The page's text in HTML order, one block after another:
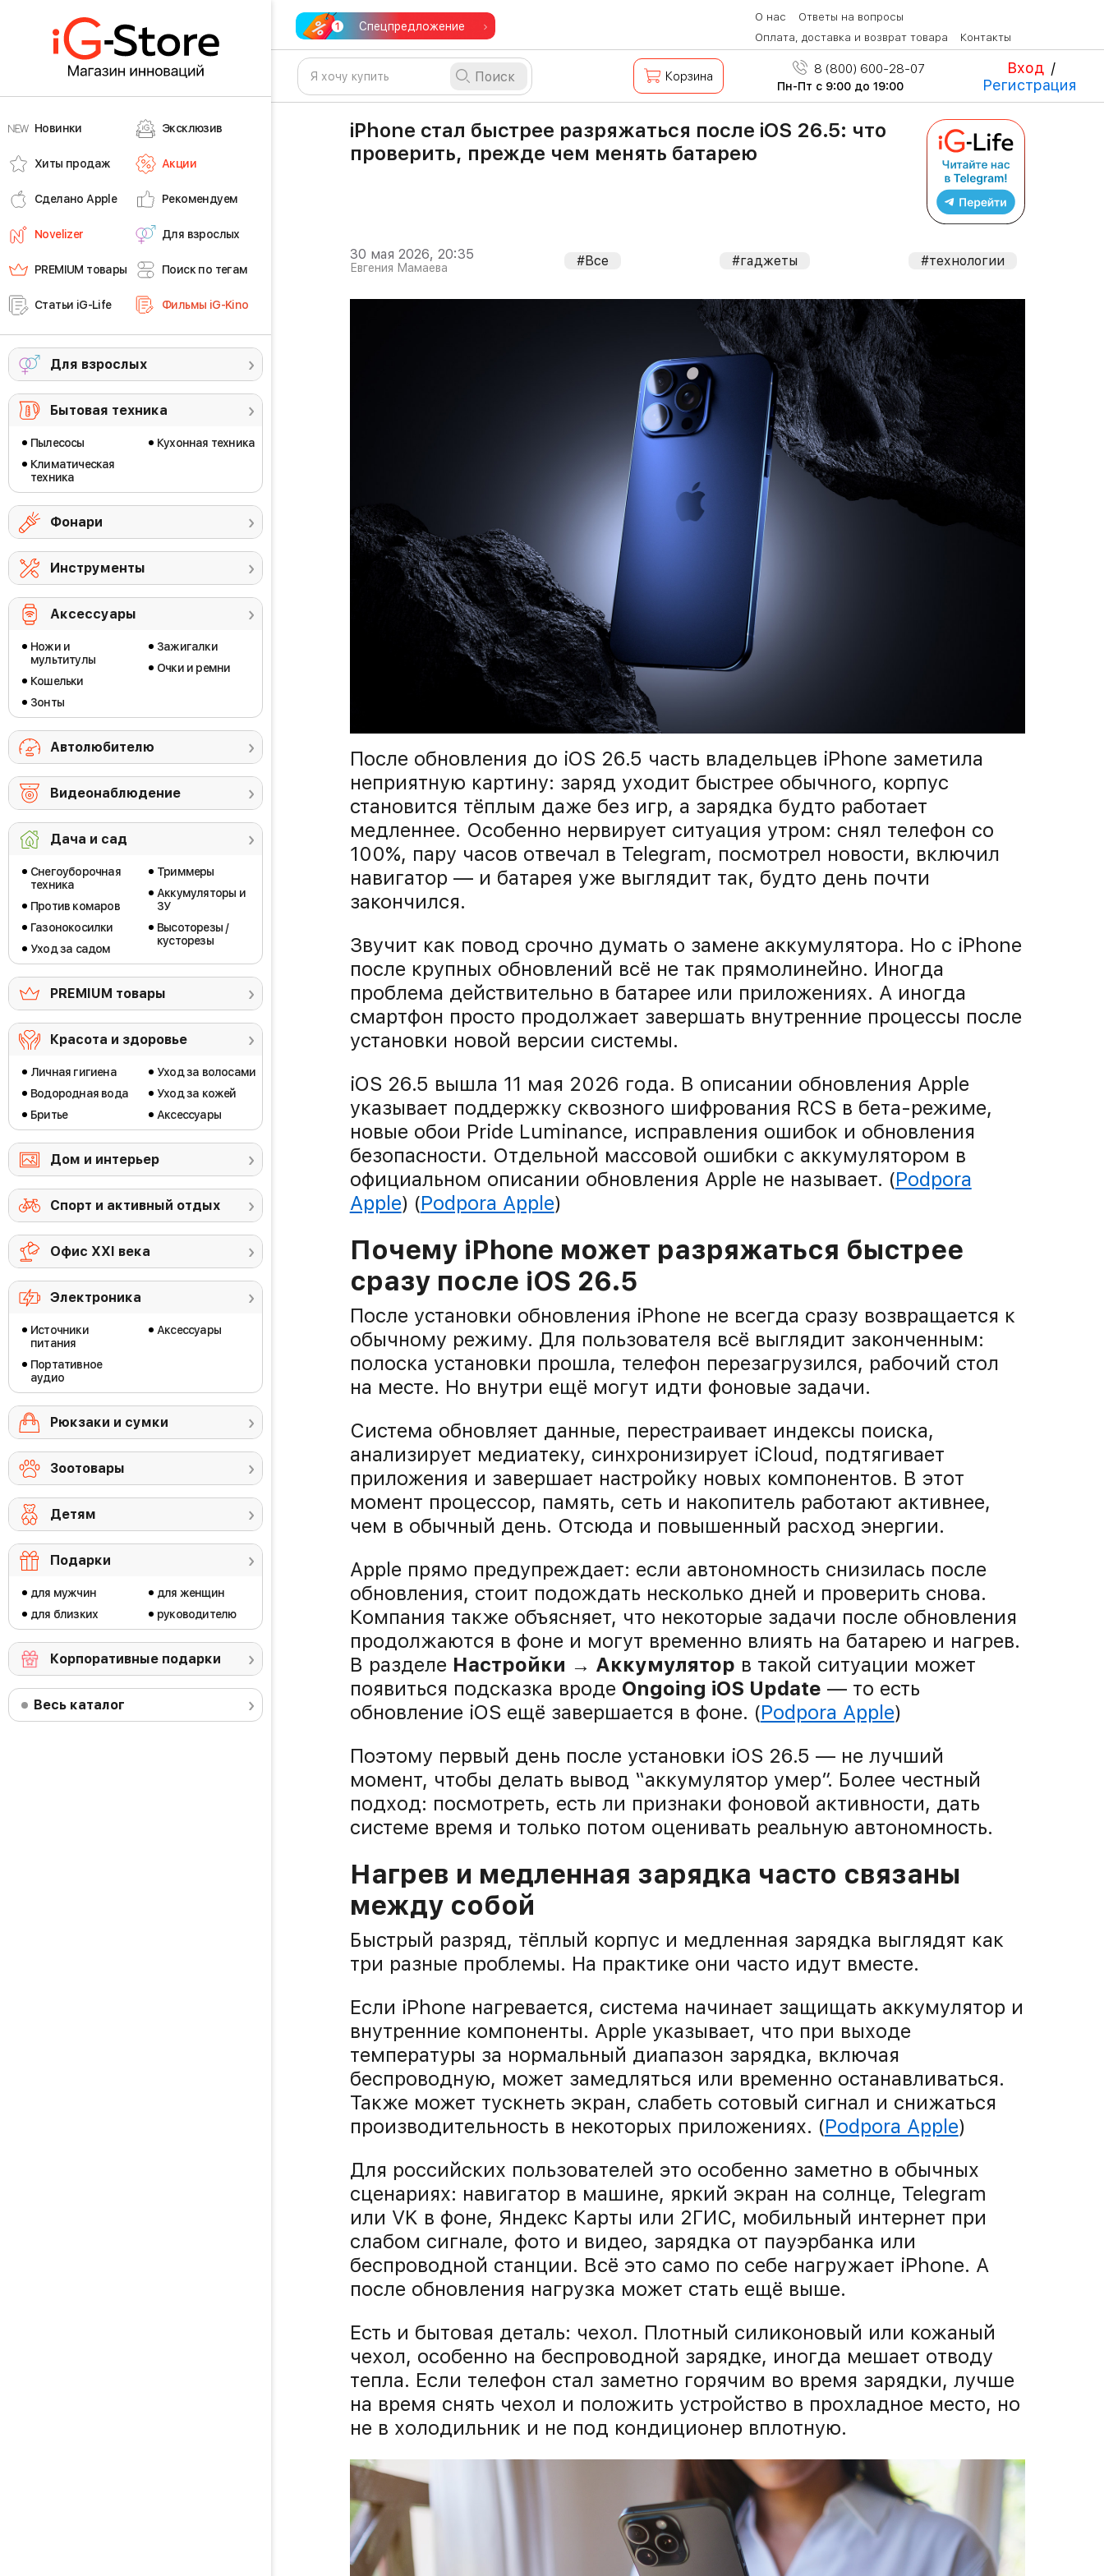
Новинки Эксклюзив
Хиты продаж Акции
Сделано Apple Рекомендуем
Novelizer Для взрослых
PREMIUM товары Поиск по тегам
Статьи iG-Life Фильмы iG-Kino
Для взрослых
Бытовая техника
Пылесосы
Климатическая
техника
Кухонная техника
Фонари
Инструменты
Аксессуары
Ножи и
мультитулы
Кошельки
Зонты
Зажигалки
Очки и ремни
Автолюбителю
Видеонаблюдение
Дача и сад
Снегоуборочная
техника
Против комаров
Газонокосилки
Уход за садом
Триммеры
Аккумуляторы и
ЗУ
Высоторезы /
кусторезы
PREMIUM товары
Красота и здоровье
Личная гигиена
Водородная вода
Бритье
Уход за волосами
Уход за кожей
Аксессуары
Дом и интерьер
Спорт и активный отдых
Офис ХХI века
Электроника
Источники
питания
Портативное
аудио
Аксессуары
Рюкзаки и сумки
Зоотовары
Детям
Подарки
для мужчин
для близких
для женщин
руководителю
Корпоративные подарки
Весь каталог
Спецпредложение
О нас
Ответы на вопросы
Оплата, доставка и возврат товара
Контакты
Поиск Корзина 8 (800) 600-28-07
Пн-Пт с 9:00 до 19:00
Вход /
Регистрация
iPhone стал быстрее разряжаться после iOS 26.5: что
проверить, прежде чем менять батарею
30 мая 2026, 20:35
Евгения Мамаева #Все #гаджеты #технологии
После обновления до iOS 26.5 часть владельцев iPhone заметила
неприятную картину: заряд уходит быстрее обычного, корпус
становится тёплым даже без игр, а зарядка будто работает
медленнее. Особенно нервирует ситуация утром: снял телефон со
100%, пару часов отвечал в Telegram, посмотрел новости, включил
навигатор — и батарея уже выглядит так, будто день почти
закончился.
Звучит как повод срочно думать о замене аккумулятора. Но с iPhone
после крупных обновлений всё не так прямолинейно. Иногда
проблема действительно в батарее или приложениях. А иногда
смартфон просто продолжает завершать внутренние процессы после
установки новой версии системы.
iOS 26.5 вышла 11 мая 2026 года. В описании обновления Apple
указывает поддержку сквозного шифрования RCS в бета-режиме,
новые обои Pride Luminance, исправления ошибок и обновления
безопасности. Отдельной массовой ошибки с аккумулятором в
официальном описании обновления Apple не называет. (Podpora
Apple) (Podpora Apple)
Почему iPhone может разряжаться быстрее
сразу после iOS 26.5
После установки обновления iPhone не всегда сразу возвращается к
обычному режиму. Для пользователя всё выглядит законченным:
полоска установки прошла, телефон перезагрузился, рабочий стол
на месте. Но внутри ещё могут идти фоновые задачи.
Система обновляет данные, перестраивает индексы поиска,
анализирует медиатеку, синхронизирует iCloud, подтягивает
приложения и завершает настройку новых компонентов. В этот
момент процессор, память, сеть и накопитель работают активнее,
чем в обычный день. Отсюда и повышенный расход энергии.
Apple прямо предупреждает: если автономность снизилась после
обновления, стоит подождать несколько дней и проверить снова.
Компания также объясняет, что некоторые задачи после обновления
продолжаются в фоне и могут временно влиять на батарею и нагрев.
В разделе Настройки → Аккумулятор в такой ситуации может
появиться подсказка вроде Ongoing iOS Update — то есть
обновление iOS ещё завершается в фоне. (Podpora Apple)
Поэтому первый день после установки iOS 26.5 — не лучший
момент, чтобы делать вывод “аккумулятор умер”. Более честный
подход: посмотреть, есть ли признаки фоновой активности, дать
системе время и только потом оценивать реальную автономность.
Нагрев и медленная зарядка часто связаны
между собой
Быстрый разряд, тёплый корпус и медленная зарядка выглядят как
три разные проблемы. На практике они часто идут вместе.
Если iPhone нагревается, система начинает защищать аккумулятор и
внутренние компоненты. Apple указывает, что при выходе
температуры за нормальный диапазон зарядка, включая
беспроводную, может замедляться или временно останавливаться.
Также может тускнеть экран, слабеть сотовый сигнал и снижаться
производительность в некоторых приложениях. (Podpora Apple)
Для российских пользователей это особенно заметно в обычных
сценариях: навигатор в машине, яркий экран на солнце, Telegram
или VK в фоне, Яндекс Карты или 2ГИС, мобильный интернет при
слабом сигнале, фото и видео, зарядка от пауэрбанка или
беспроводной станции. Всё это само по себе нагружает iPhone. А
после обновления нагрузка может стать ещё выше.
Есть и бытовая деталь: чехол. Плотный силиконовый или кожаный
чехол, особенно на беспроводной зарядке, иногда мешает отводу
тепла. Если телефон стал заметно горячим во время зарядки, лучше
на время снять чехол и положить устройство в прохладное место, но
не в холодильник и не под кондиционер вплотную.